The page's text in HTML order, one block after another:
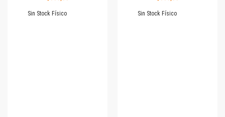
Sin Stock Físico Sin Stock Físico